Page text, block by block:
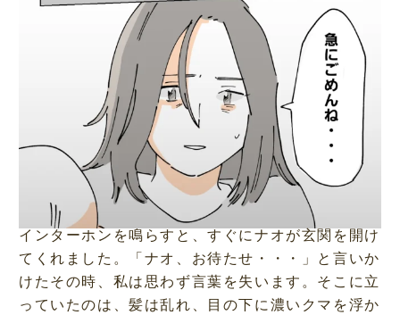
インターホンを鳴らすと、すぐにナオが玄関を開け
てくれました。「ナオ、お待たせ・・・」と言いか
けたその時、私は思わず言葉を失います。そこに立
っていたのは、髪は乱れ、目の下に濃いクマを浮か